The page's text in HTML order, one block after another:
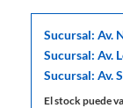
Sucursal: Av.
Sucursal: Av.
Sucursal: Av.
El stock puede